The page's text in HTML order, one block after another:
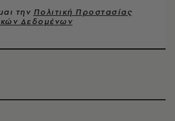
την Πολιτική Προστασίας
Δεδομένων